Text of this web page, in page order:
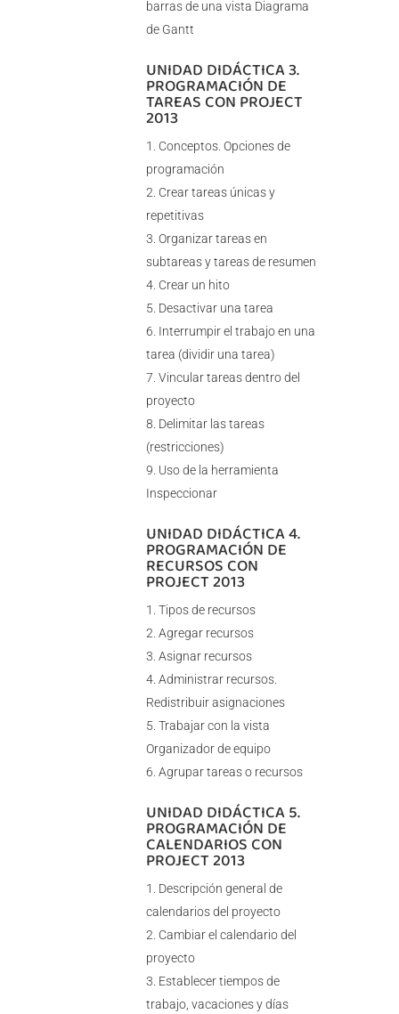
barras de una vista Diagrama
de Gantt
UNIDAD DIDÁCTICA 3.
PROGRAMACIÓN DE
TAREAS CON PROJECT
2013
Conceptos. Opciones de
programación
Crear tareas únicas y
repetitivas
Organizar tareas en
subtareas y tareas de resumen
Crear un hito
Desactivar una tarea
Interrumpir el trabajo en una
tarea (dividir una tarea)
Vincular tareas dentro del
proyecto
Delimitar las tareas
(restricciones)
Uso de la herramienta
Inspeccionar
UNIDAD DIDÁCTICA 4.
PROGRAMACIÓN DE
RECURSOS CON
PROJECT 2013
Tipos de recursos
Agregar recursos
Asignar recursos
Administrar recursos.
Redistribuir asignaciones
Trabajar con la vista
Organizador de equipo
Agrupar tareas o recursos
UNIDAD DIDÁCTICA 5.
PROGRAMACIÓN DE
CALENDARIOS CON
PROJECT 2013
Descripción general de
calendarios del proyecto
Cambiar el calendario del
proyecto
Establecer tiempos de
trabajo, vacaciones y días